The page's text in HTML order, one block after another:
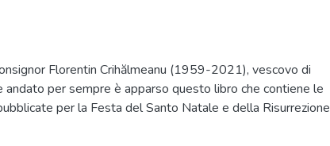
Florentin Crihălmeanu (1959-2021), vescovo di
andato per sempre è apparso questo libro che contiene le
per la Festa del Santo Natale e della Risurrezione